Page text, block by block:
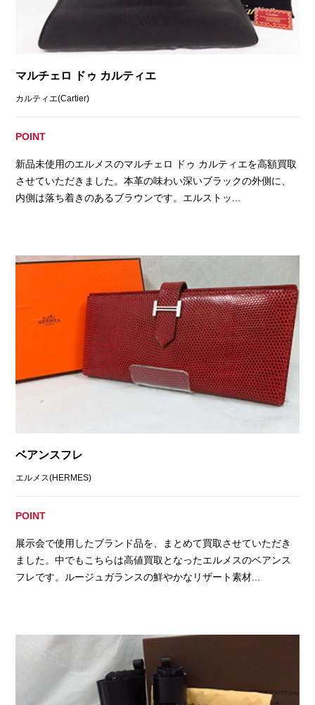
マルチェロ ドゥ カルティエ
カルティエ(Cartier)
POINT
新品未使用のエルメスのマルチェロ ドゥ カルティエを高額買取
させていただきました。本革の味わい深いブラックの外側に、
内側は落ち着きのあるブラウンです。エルストッ...
ベアンスフレ
エルメス(HERMES)
POINT
展示会で使用したブランド品を、まとめて買取させていただき
ました。中でもこちらは高値買取となったエルメスのベアンス
フレです。ルージュガランスの鮮やかなリザート素材...